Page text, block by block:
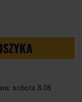
sobota 8.08